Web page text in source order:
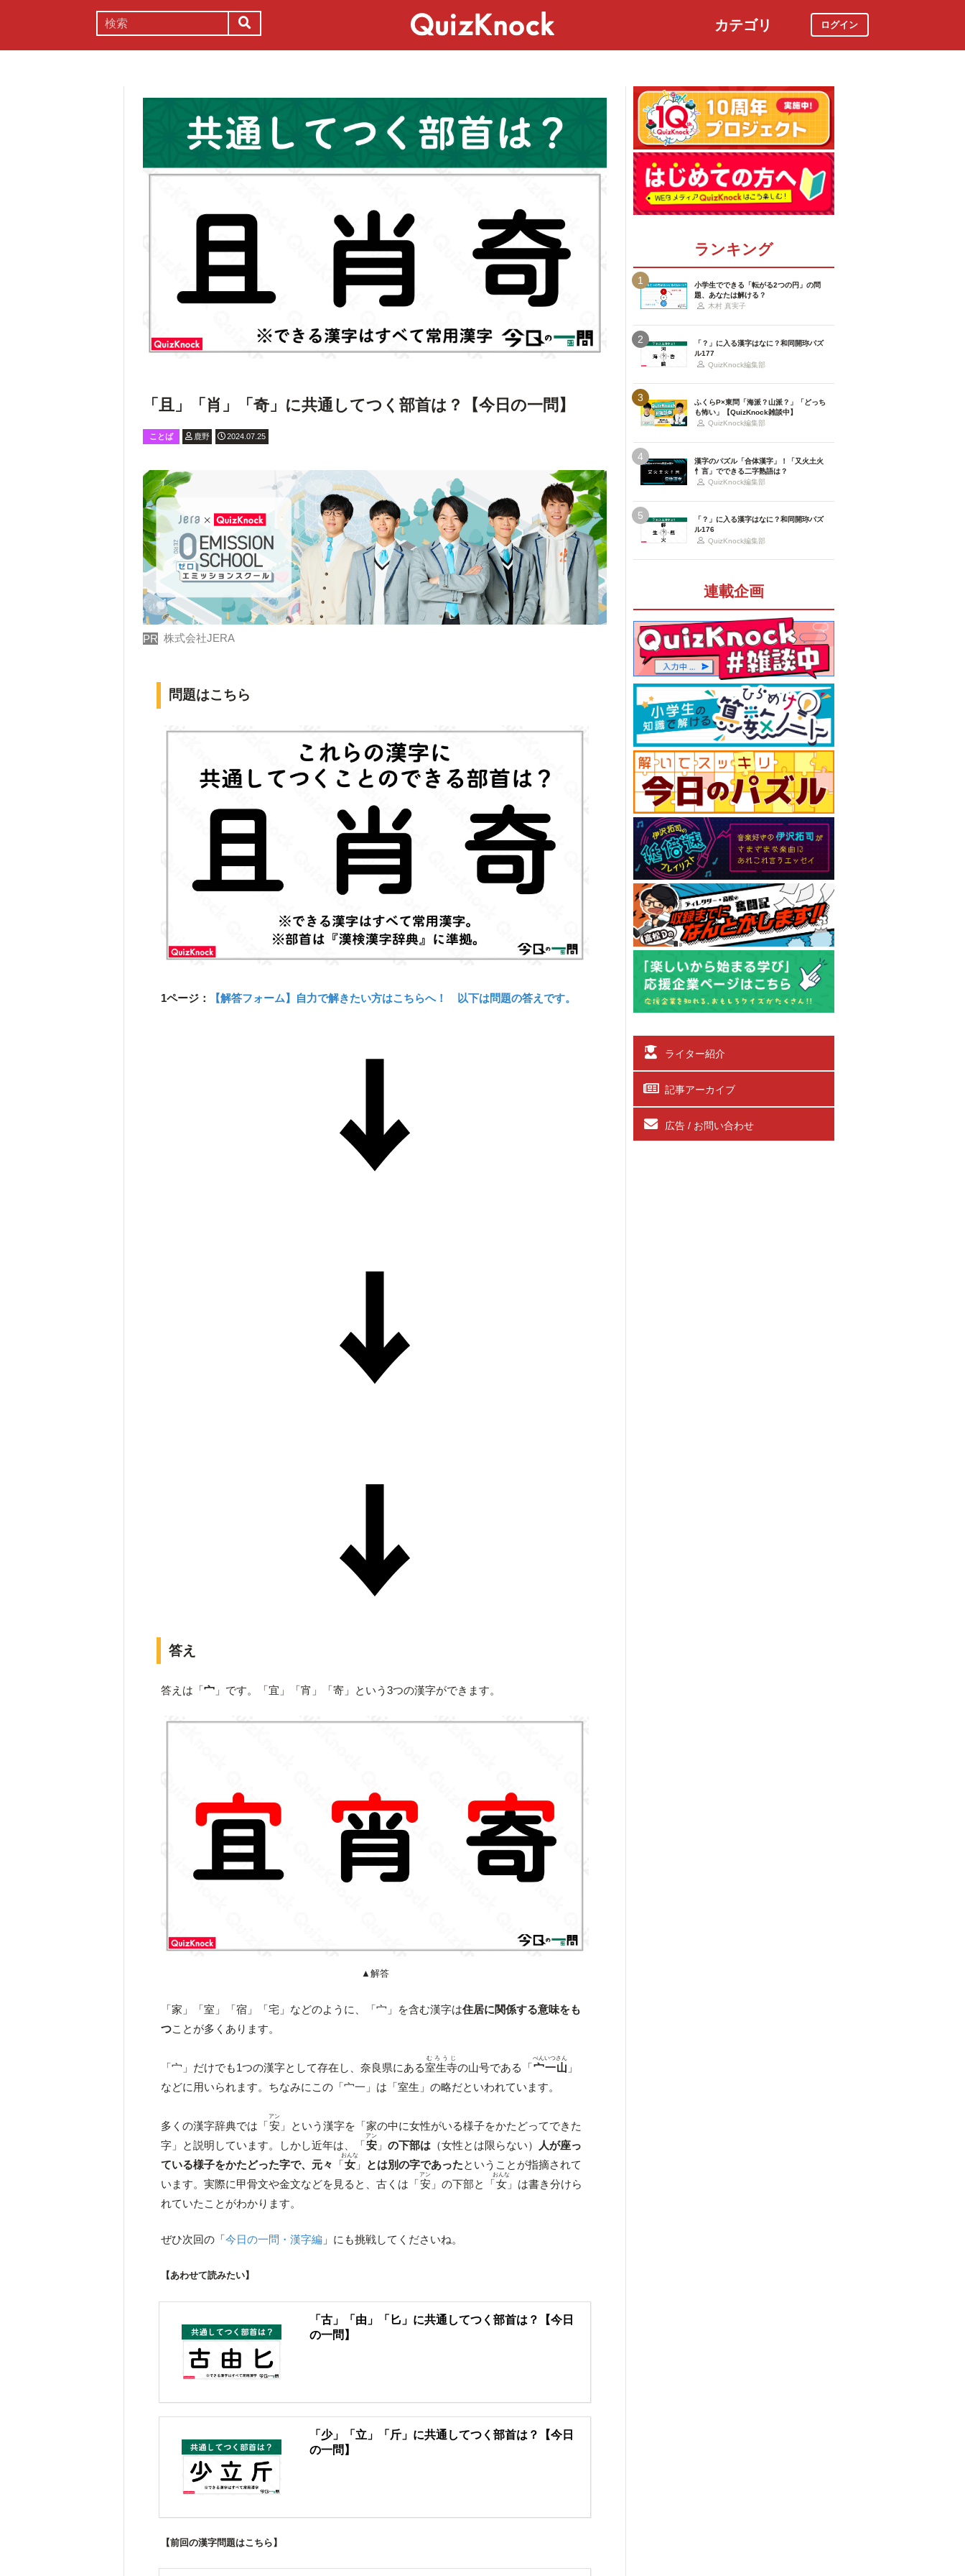
カテゴリ ログイン
「且」「肖」「奇」に共通してつく部首は？【今日の一問】
ことば 鹿野 2024.07.25
PR 株式会社JERA
問題はこちら
1ページ： 【解答フォーム】自力で解きたい方はこちらへ！ 以下は問題の答えです。
答え
答えは「宀 」です。「宜」「宵」「寄」という3つの漢字ができます。
▲解答
「家」「室」「宿」「宅」などのように、「宀」を含む漢字は住居に関係する意味をも
つことが多くあります。
「宀」だけでも1つの漢字として存在し、奈良県にある室生寺
むろうじ
の山号である「宀一山
べんいつさん
」
などに用いられます。ちなみにこの「宀一」は「室生」の略だといわれています。
多くの漢字辞典では「安
アン
」という漢字を「家の中に女性がいる様子をかたどってできた
字」と説明しています。しかし近年は、「安
アン
」の下部は （女性とは限らない）
人が座っ
ている様子をかたどった字で、元々
「女
おんな
」 とは別の字であったということが指摘されて
います。実際に甲骨文や金文などを見ると、古くは「安
アン
」の下部と「女
おんな
」は書き分けら
れていたことがわかります。
ぜひ次回の「今日の一問・漢字編 」にも挑戦してくださいね。
【あわせて読みたい】
「古」「由」「匕」に共通してつく部首は？【今日
の一問】
「少」「立」「斤」に共通してつく部首は？【今日
の一問】
【前回の漢字問題はこちら】
ランキング
1
小学生でできる「転がる2つの円」の問
題、あなたは解ける？
木村 真実子
2
「？」に入る漢字はなに？和同開珎パズ
ル177
QuizKnock編集部
3
ふくらP×東問「海派？山派？」「どっち
も怖い」【QuizKnock雑談中】
QuizKnock編集部
4
漢字のパズル「合体漢字」！「又火土火
忄言」でできる二字熟語は？
QuizKnock編集部
5
「？」に入る漢字はなに？和同開珎パズ
ル176
QuizKnock編集部
連載企画
ライター紹介
記事アーカイブ
広告 / お問い合わせ